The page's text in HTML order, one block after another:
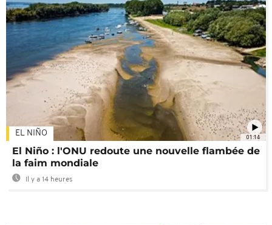
01:14
EL NIÑO
El Niño : l'ONU redoute une nouvelle flambée de
la faim mondiale
Il y a 14 heures